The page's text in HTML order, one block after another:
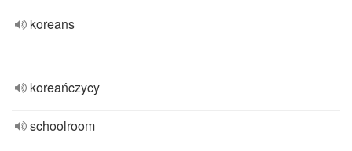
koreans
koreańczycy
schoolroom